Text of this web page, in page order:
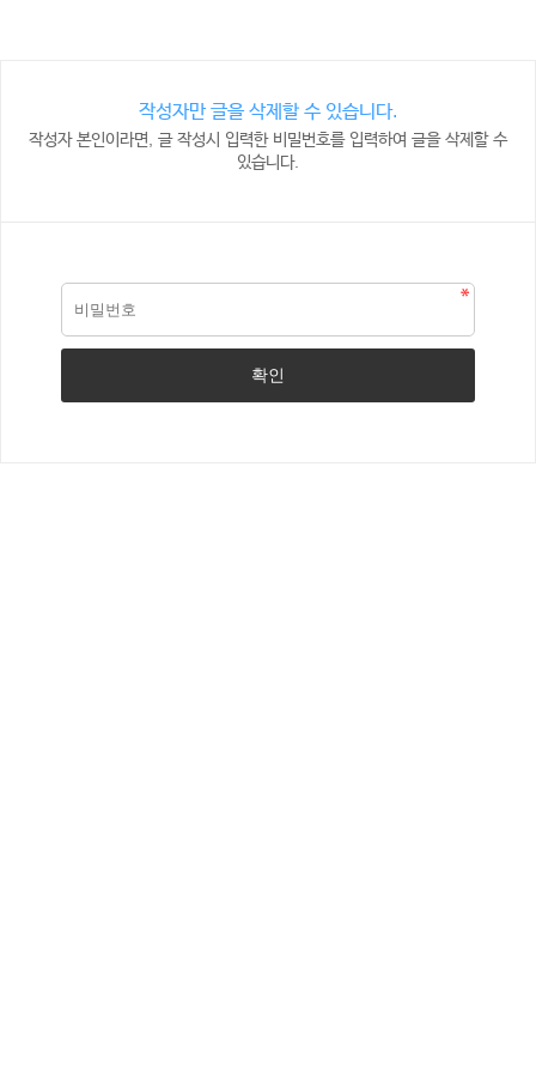
작성자만 글을 삭제할 수 있습니다.
작성자 본인이라면, 글 작성시 입력한 비밀번호를 입력하여 글을 삭제할 수
있습니다.